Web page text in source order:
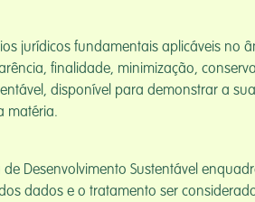
jurídicos fundamentais aplicáveis no
finalidade, minimização,
disponível para demonstrar a
matéria.
Desenvolvimento Sustentável
dados e o tratamento ser